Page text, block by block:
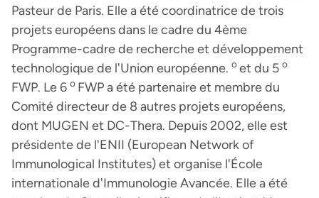
Pasteur de Paris. Elle a été coordinatrice de trois
projets européens dans le cadre du 4ème
Programme-cadre de recherche et développement
technologique de l'Union européenne. oet du 5 o
FWP. Le 6 o FWP a été partenaire et membre du
Comité directeur de 8 autres projets européens,
dont MUGEN et DC-Thera. Depuis 2002, elle est
présidente de l'ENII (European Network of
Immunological Institutes) et organise l'École
internationale d'Immunologie Avancée. Elle a été